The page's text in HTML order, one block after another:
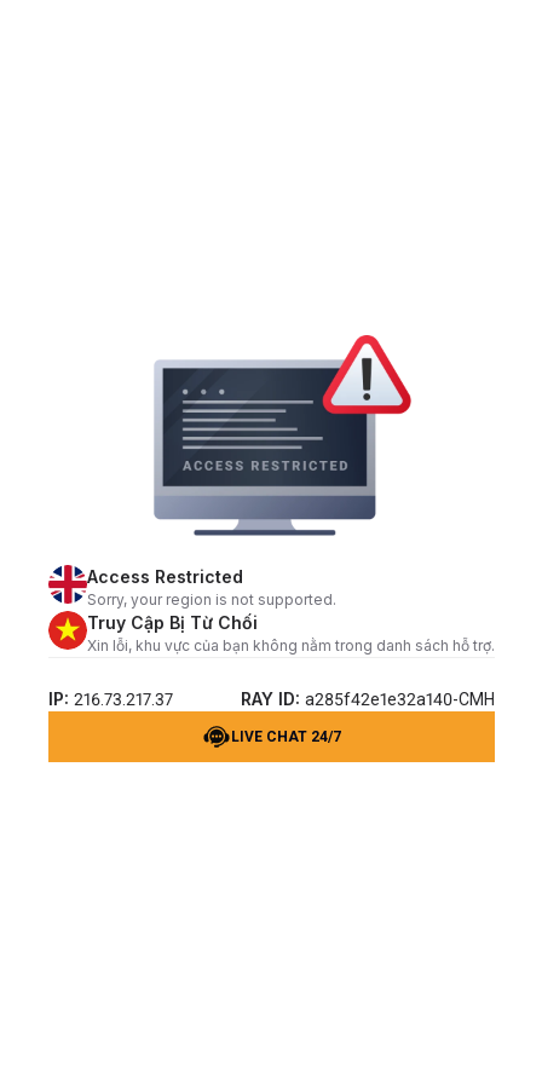
Access Restricted
Sorry, your region is not supported.
Truy Cập Bị Từ Chối
Xin lỗi, khu vực của bạn không nằm trong danh sách hỗ trợ.
IP: 216.73.217.37 RAY ID: a285f42e1e32a140-CMH
LIVE CHAT 24/7